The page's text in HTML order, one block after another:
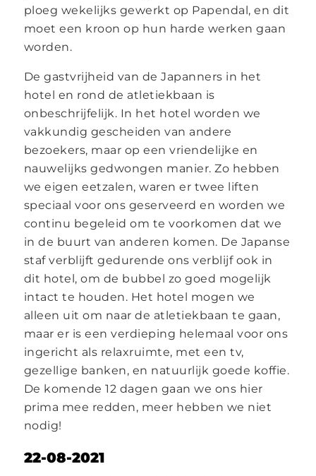
ploeg wekelijks gewerkt op Papendal, en dit
moet een kroon op hun harde werken gaan
worden.
De gastvrijheid van de Japanners in het
hotel en rond de atletiekbaan is
onbeschrijfelijk. In het hotel worden we
vakkundig gescheiden van andere
bezoekers, maar op een vriendelijke en
nauwelijks gedwongen manier. Zo hebben
we eigen eetzalen, waren er twee liften
speciaal voor ons geserveerd en worden we
continu begeleid om te voorkomen dat we
in de buurt van anderen komen. De Japanse
staf verblijft gedurende ons verblijf ook in
dit hotel, om de bubbel zo goed mogelijk
intact te houden. Het hotel mogen we
alleen uit om naar de atletiekbaan te gaan,
maar er is een verdieping helemaal voor ons
ingericht als relaxruimte, met een tv,
gezellige banken, en natuurlijk goede koffie.
De komende 12 dagen gaan we ons hier
prima mee redden, meer hebben we niet
nodig!
22-08-2021